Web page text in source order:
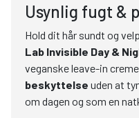
Usynlig fugt &
Hold dit hår sundt og
Lab Invisible Day &
veganske leave-in
beskyttelse uden at
om dagen og som en